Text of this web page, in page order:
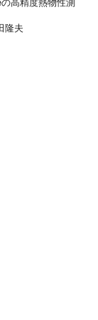
高精度熱物性測
隆夫